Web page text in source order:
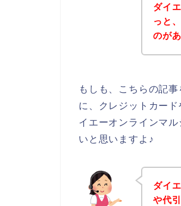
ダイ
っと
のが
もしも、こちらの記
に、クレジットカー
イエーオンラインマ
いと思いますよ♪
ダイ
や代